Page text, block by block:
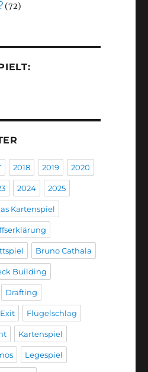
(72)
2018 2019 2020
2024 2025
Kartenspiel
Bruno Cathala
Building
Drafting
Exit Flügelschlag
Kartenspiel
Legespiel